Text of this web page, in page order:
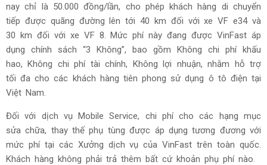
nay chỉ là 50.000 đồng/lần, cho phép khách hàng di chuyển
tiếp được quãng đường lên tới 40 km đối với xe VF e34 và
30 km đối với xe VF 8. Mức phí này đang được VinFast áp
dụng chính sách “3 Không”, bao gồm Không chi phí khấu
hao, Không chi phí tài chính, Không lợi nhuận, nhằm hỗ trợ
tối đa cho các khách hàng tiên phong sử dụng ô tô điện tại
Việt Nam.
Đối với dịch vụ Mobile Service, chi phí cho các hạng mục
sửa chữa, thay thế phụ tùng được áp dụng tương đương với
mức phí tại các Xưởng dịch vụ của VinFast trên toàn quốc.
Khách hàng không phải trả thêm bất cứ khoản phụ phí nào.